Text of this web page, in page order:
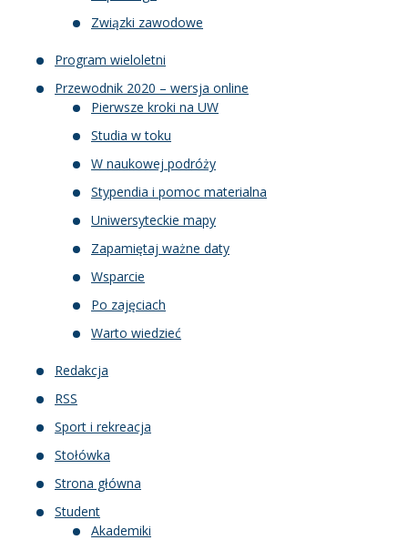
Związki zawodowe
Program wieloletni
Przewodnik 2020 – wersja online
Pierwsze kroki na UW
Studia w toku
W naukowej podróży
Stypendia i pomoc materialna
Uniwersyteckie mapy
Zapamiętaj ważne daty
Wsparcie
Po zajęciach
Warto wiedzieć
Redakcja
RSS
Sport i rekreacja
Stołówka
Strona główna
Student
Akademiki